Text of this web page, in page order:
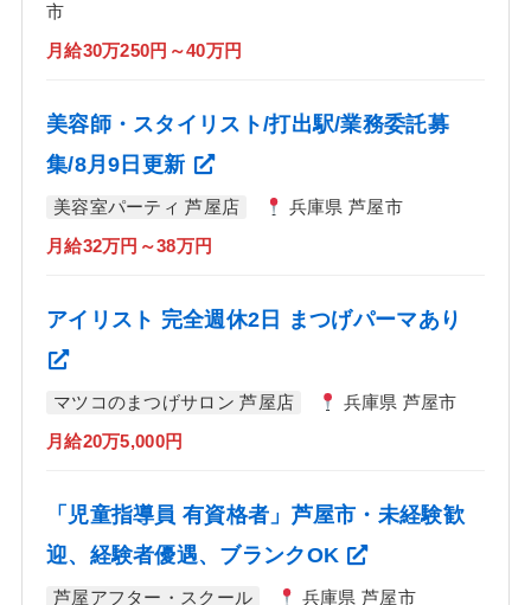
市
月給30万250円～40万円
美容師・スタイリスト/打出駅/業務委託募
集/8月9日更新
美容室パーティ 芦屋店 兵庫県 芦屋市
月給32万円～38万円
アイリスト 完全週休2日 まつげパーマあり
マツコのまつげサロン 芦屋店 兵庫県 芦屋市
月給20万5,000円
「児童指導員 有資格者」芦屋市・未経験歓
迎、経験者優遇、ブランクOK
芦屋アフター・スクール 兵庫県 芦屋市